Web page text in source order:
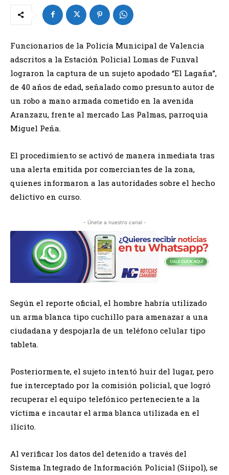
Funcionarios de la Policía Municipal de Valencia
adscritos a la Estación Policial Lomas de Funval
lograron la captura de un sujeto apodado “El Lagaña”,
de 40 años de edad, señalado como presunto autor de
un robo a mano armada cometido en la avenida
Aranzazu, frente al mercado Las Palmas, parroquia
Miguel Peña.
El procedimiento se activó de manera inmediata tras
una alerta emitida por comerciantes de la zona,
quienes informaron a las autoridades sobre el hecho
delictivo en curso.
- Únete a nuestro canal -
Según el reporte oficial, el hombre habría utilizado
un arma blanca tipo cuchillo para amenazar a una
ciudadana y despojarla de un teléfono celular tipo
tableta.
Posteriormente, el sujeto intentó huir del lugar, pero
fue interceptado por la comisión policial, que logró
recuperar el equipo telefónico perteneciente a la
víctima e incautar el arma blanca utilizada en el
ilícito.
Al verificar los datos del detenido a través del
Sistema Integrado de Información Policial (Siipol), se